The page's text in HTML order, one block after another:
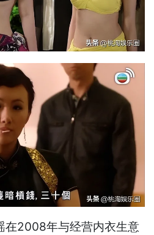
在2008年与经营内衣生意